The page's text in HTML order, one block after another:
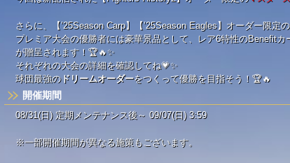
さらに、【’25Season Carp】【’25Season Eagles】オーダー限定の
プレミア大会の優勝者には豪華景品として、レア6特性のBenefitカ
が贈呈されます！🏆🔥✨
それぞれの大会の詳細を確認してね💗✨
球団最強のドリームオーダーをつくって優勝を目指そう！🏆🔥
開催期間
08/31(日) 定期メンテナンス後～ 09/07(日) 3:59
※一部開催期間が異なる施策もございます。